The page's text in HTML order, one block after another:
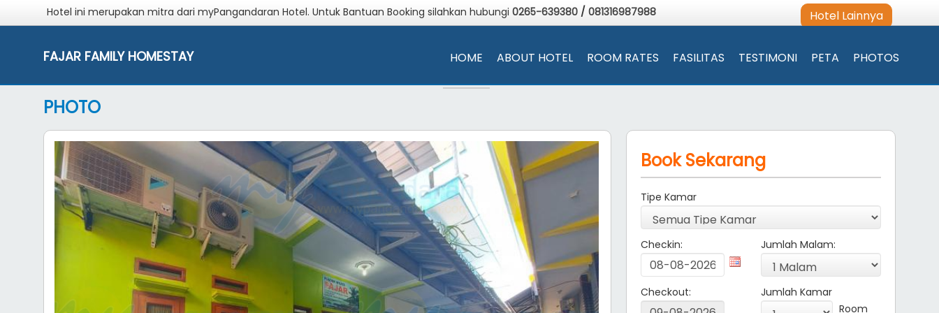
Hotel ini merupakan mitra dari myPangandaran Hotel. Untuk Bantuan Booking silahkan hubungi 0265-639380 / 081316987988 Hotel Lainnya
FAJAR FAMILY HOMESTAY HOME ABOUT HOTEL ROOM RATES FASILITAS TESTIMONI PETA PHOTOS
PHOTO
Book Sekarang
Tipe Kamar
Checkin: Jumlah Malam:
Checkout:
Jumlah Kamar
Room